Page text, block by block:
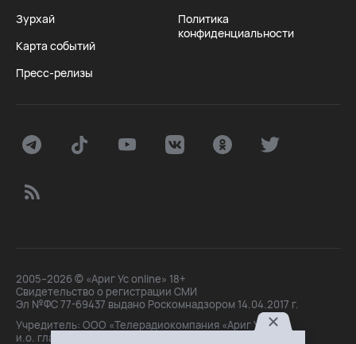
Зурхай
Карта событий
Пресс-релизы
Политика
конфиденциальности
2005–2026 © «Ариг Ус online» 18+
Свидетельство о регистрации СМИ
Эл №ФС 77-69437 выдано Роскомнадзором 14.04.2017 г.
Учредитель: ООО «Телерадиокомпания «Ариг Ус»,
и.о. главного редактора: Маханова О.Б.